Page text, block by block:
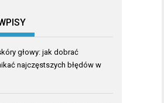
głowy: jak dobrać
najczęstszych błędów w